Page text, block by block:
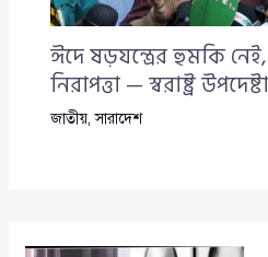
ঈদে ষড়যন্ত্রের হুমকি
নিরাপত্তা — স্বরাষ্ট্র উপদেষ্টা
জাতীয়,সারাদেশ